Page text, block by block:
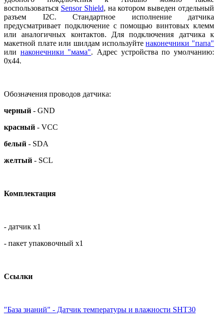
воспользоваться Sensor Shield, на котором выведен отдельный
разъем I2C. Стандартное исполнение датчика
предусматривает подключение с помощью винтовых клемм
или аналогичных контактов. Для подключения датчика к
макетной плате или шилдам используйтенаконечники "папа"
или наконечники "мама". Адрес устройства по умолчанию:
0х44.
Обозначения проводов датчика:
черный - GND
красный - VCC
белый - SDA
желтый - SCL
Комплектация
- датчик х1
- пакет упаковочный х1
Ссылки
"База знаний" - Датчик температуры и влажности SHT30